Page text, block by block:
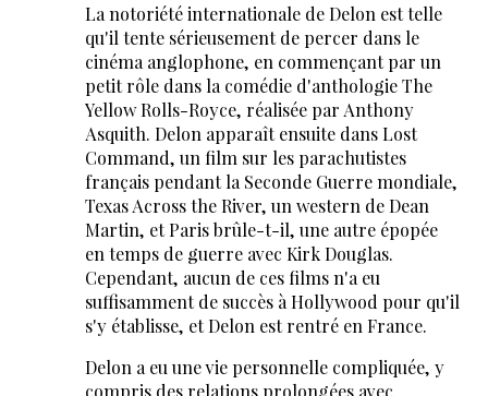
La notoriété internationale de Delon est telle
qu'il tente sérieusement de percer dans le
cinéma anglophone, en commençant par un
petit rôle dans la comédie d'anthologie The
Yellow Rolls-Royce, réalisée par Anthony
Asquith. Delon apparaît ensuite dans Lost
Command, un film sur les parachutistes
français pendant la Seconde Guerre mondiale,
Texas Across the River, un western de Dean
Martin, et Paris brûle-t-il, une autre épopée
en temps de guerre avec Kirk Douglas.
Cependant, aucun de ces films n'a eu
suffisamment de succès à Hollywood pour qu'il
s'y établisse, et Delon est rentré en France.
Delon a eu une vie personnelle compliquée, y
compris des relations prolongées avec